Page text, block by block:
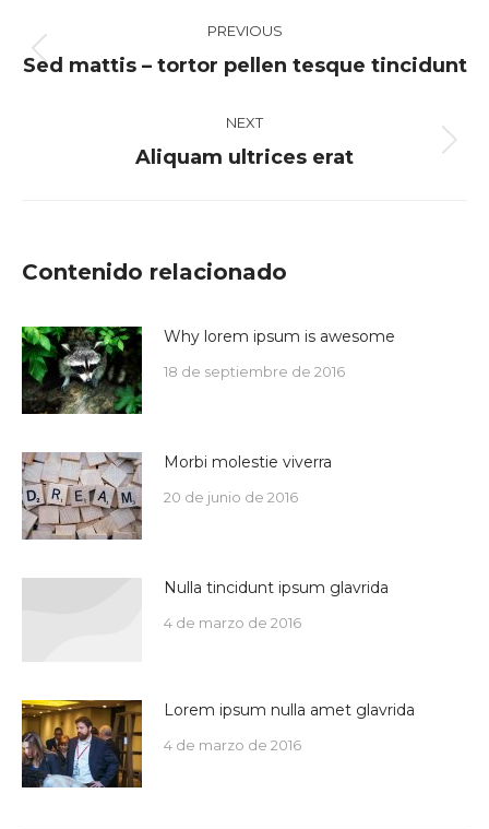
navigation
PREVIOUS
Previous
Sed mattis – tortor pellen tesque tincidunt
NEXT
Next
Aliquam ultrices erat
Contenido relacionado
Why lorem ipsum is awesome
18 de septiembre de 2016
Morbi molestie viverra
20 de junio de 2016
Nulla tincidunt ipsum glavrida
4 de marzo de 2016
Lorem ipsum nulla amet glavrida
4 de marzo de 2016